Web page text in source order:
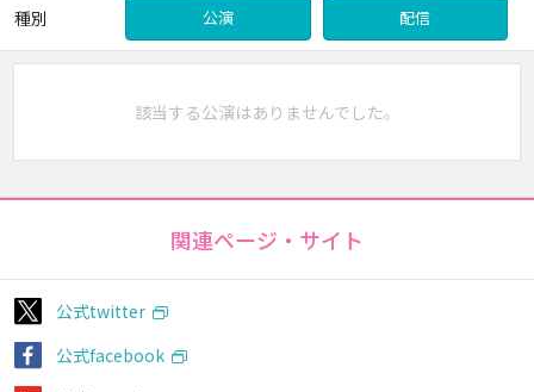
種別 公演 配信
該当する公演はありませんでした。
関連ページ・サイト
公式twitter
公式facebook